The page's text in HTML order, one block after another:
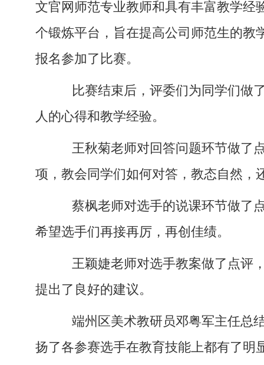
文官网师范专业教师和具有丰富教学经
个锻炼平台，旨在提高公司师范生的教
报名参加了比赛。
比赛结束后，评委们为同学们做
人的心得和教学经验。
王秋菊老师对回答问题环节做了
项，教会同学们如何对答，教态自然，
蔡枫老师对选手的说课环节做了
希望选手们再接再厉，再创佳绩。
王颖婕老师对选手教案做了点评
提出了良好的建议。
端州区美术教研员邓粤军主任总
扬了各参赛选手在教育技能上都有了明